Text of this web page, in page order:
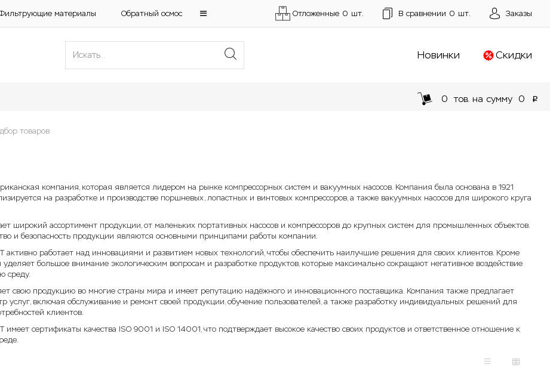
материалы Обратный осмос Отложенные 0 шт. В сравнении 0 шт. Заказы
Новинки Скидки
0 тов. на сумму 0 p
товаров
компания, которая является лидером на рынке компрессорных систем и вакуумных насосов. Компания была основана в 1921
на разработке и производстве поршневых, лопастных и винтовых компрессоров, а также вакуумных насосов для широкого круга
широкий ассортимент продукции, от маленьких портативных насосов и компрессоров до крупных систем для промышленных объектов.
и безопасность продукции являются основными принципами работы компании.
активно работает над инновациями и развитием новых технологий, чтобы обеспечить наилучшие решения для своих клиентов. Кроме
уделяет большое внимание экологическим вопросам и разработке продуктов, которые максимально сокращают негативное воздействие
среду.
свою продукцию во многие страны мира и имеет репутацию надёжного и инновационного поставщика. Компания также предлагает
услуг, включая обслуживание и ремонт своей продукции, обучение пользователей, а также разработку индивидуальных решений для
клиентов.
имеет сертификаты качества ISO 9001 и ISO 14001, что подтверждает высокое качество своих продуктов и ответственное отношение к